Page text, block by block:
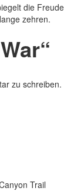
die Freude
zehren.
zu schreiben.
Trail